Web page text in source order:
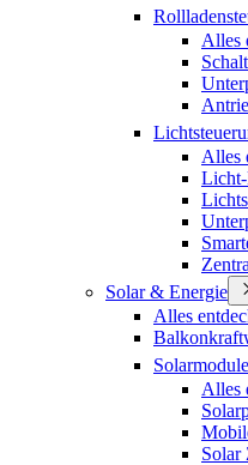
Alles
Alles
Licht-
Solar & Energie
Alles
Solarmodule
Alles
Solar